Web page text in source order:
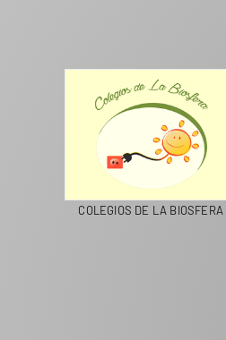
COLEGIOS DE LA BIOSFERA